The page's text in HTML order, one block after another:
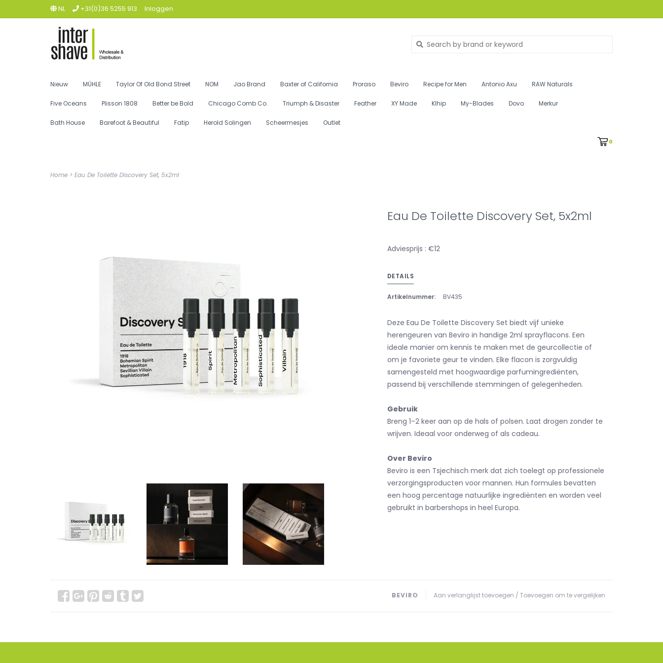
NL +31(0)36 5255 913 Inloggen
Nieuw MÜHLE Taylor Of Old Bond Street NOM Jao Brand Baxter of California Proraso Beviro Recipe for Men Antonio Axu RAW Naturals
Five Oceans Plisson 1808 Better be Bold Chicago Comb Co. Triumph & Disaster Feather XY Made Klhip My-Blades Dovo Merkur
Bath House Barefoot & Beautiful Fatip Herold Solingen Scheermesjes Outlet
0
Home > Eau De Toilette Discovery Set, 5x2ml
Eau De Toilette Discovery Set, 5x2ml
Adviesprijs : €12
DETAILS
Artikelnummer: BV435
Deze Eau De Toilette Discovery Set biedt vijf unieke
herengeuren van Beviro in handige 2ml sprayflacons. Een
ideale manier om kennis te maken met de geurcollectie of
om je favoriete geur te vinden. Elke flacon is zorgvuldig
samengesteld met hoogwaardige parfumingrediënten,
passend bij verschillende stemmingen of gelegenheden.
Gebruik
Breng 1–2 keer aan op de hals of polsen. Laat drogen zonder te
wrijven. Ideaal voor onderweg of als cadeau.
Over Beviro
Beviro is een Tsjechisch merk dat zich toelegt op professionele
verzorgingsproducten voor mannen. Hun formules bevatten
een hoog percentage natuurlijke ingrediënten en worden veel
gebruikt in barbershops in heel Europa.
Aan verlanglijst toevoegen / Toevoegen om te vergelijken
BEVIRO